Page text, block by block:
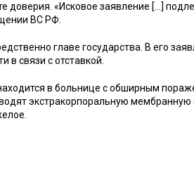
доверия. «Исковое заявление […]
ВС РФ.
главе государства. В его
в связи с отставкой.
в больнице с обширным
экстракорпоральную